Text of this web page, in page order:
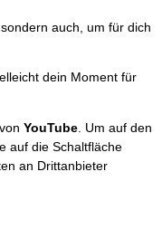
auch, um für dich
YouTube. Um auf den
auf die Schaltfläche
an Drittanbieter